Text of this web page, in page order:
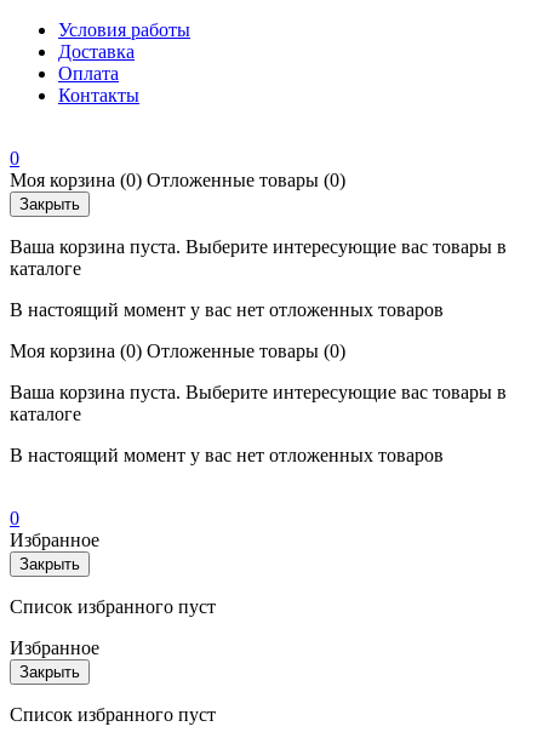
Условия работы
Доставка
Оплата
Контакты
0
Моя корзина (0) Отложенные товары (0)
Закрыть
Ваша корзина пуста. Выберите интересующие вас товары в
каталоге
В настоящий момент у вас нет отложенных товаров
Моя корзина (0) Отложенные товары (0)
Ваша корзина пуста. Выберите интересующие вас товары в
каталоге
В настоящий момент у вас нет отложенных товаров
0
Избранное
Закрыть
Список избранного пуст
Избранное
Закрыть
Список избранного пуст